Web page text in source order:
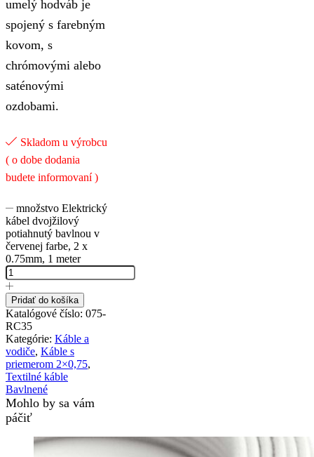
umelý hodváb je
spojený s farebným
kovom, s
chrómovými alebo
saténovými
ozdobami.
Skladom u výrobcu
( o dobe dodania
budete informovaní )
množstvo Elektrický
kábel dvojžilový
potiahnutý bavlnou v
červenej farbe, 2 x
0.75mm, 1 meter
Pridať do košíka
Katalógové číslo: 075-
RC35
Kategórie: Káble a
vodiče, Káble s
priemerom 2×0,75,
Textilné káble
Bavlnené
Mohlo by sa vám
páčiť